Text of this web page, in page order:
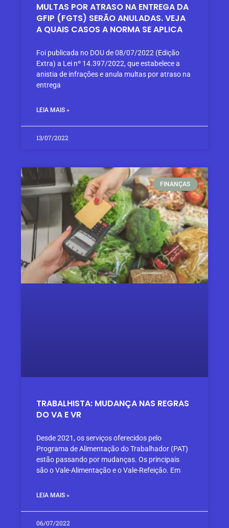
MULTAS POR ATRASO NA ENTREGA DA
GFIP (FGTS) SERÃO ANULADAS. VEJA
A QUAIS CASOS A NORMA SE APLICA
Foi publicada no DOU de 08/07/2022 (Edição
Extra) a Lei nº 14.397/2022, que estabelece a
anistia de infrações e anula multas por atraso na
entrega
LEIA MAIS »
13/07/2022
FINANÇAS​
TRABALHISTA: MUDANÇA NAS REGRAS
DO VA E VR
Desde 2021, os serviços oferecidos pelo
Programa de Alimentação do Trabalhador (PAT)
estão passando por mudanças. Os principais
são o Vale-Alimentação e o Vale-Refeição. Em
LEIA MAIS »
06/07/2022